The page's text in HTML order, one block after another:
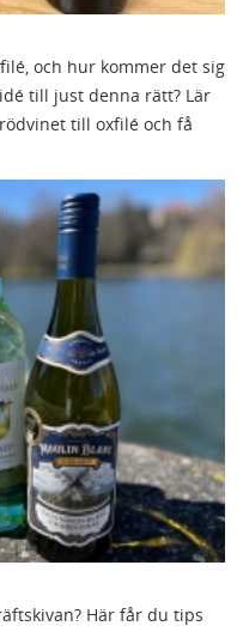
och hur kommer det sig
till just denna rätt? Lär
till oxfilé och få
Här får du tips